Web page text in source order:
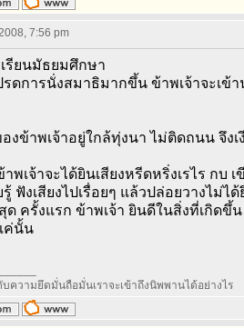
7:56 pm
เรียนมัธยมศึกษา
รดการนั่งสมาธิมากขึ้น ข้าพเจ้าจะเ
งข้าพเจ้าอยู่ใกล้ทุ่งนา ไม่ติดถนน จึงเ
าพเจ้าจะได้ยินเสียงหรีดหริ่งเรไร กบ
ฟังเสียงไปเรื่อยๆ แล้วปล่อยวางไม่ไ
ด ครั้งแรก ข้าพเจ้า ยินดีในสิ่งที่เกิดขึ้
ค่นั้น
ความยึดมั่นถือมั่นเราจะเข้าถึงนิพพานได้อย่างไร